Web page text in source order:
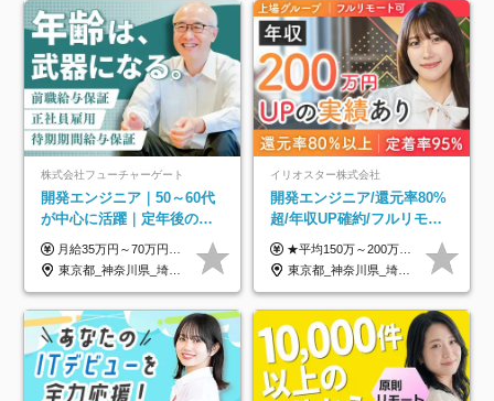
株式会社フューチャーゲート
開発エンジニア｜50～60代
が中心に活躍｜定年後の給
与減ナシ｜年収50万円アッ
プ実績／昇給率92％（直近3
年）
月給35万円～70万円（固定残業代30時間分63,869円～を含む）+賞与年1回 ※30時間を超える分は別途支給します ●これまでのご経験・スキル・前職給与をできる限り考慮します ●待機期間も給与を100％支給します ●試用期間中も給与や福利厚生は同じです ≪年収を維持しながら長く働けます！≫ 一般的な企業では55歳や60歳を機に年収が下がりますが、 当社は役職などではなく「スキルや経験」で評価。 エンジニアとして長く働きながら あなたにふさわしい年収を維持できます！
東京都_神奈川県_埼玉県_千葉県
イリオスター株式会社
開発エンジニア/還元率80%
超/年収UP確約/フルリモ
OK/年休130日/平均残業7h/
約2万件の案件から選択
★平均150万～200万円年収UPを実現！ ★前職給与を100％保証！ ★案件内容の開示・明確な評価体制あり ⇒クライアント評価で即昇給を実現したケースも◎ ★年12回（毎月昇給チャンスあり） ■月給35万円～103万円 ※経験・能力・前職給与を考慮し、決定 ※上記給与には月30時間分(6万6500円以上)の固定残業代が含まれます。超過分は手当として別途支給します ※試用期間3ヶ月あり(期間中の給与・待遇面に差異はありません) ▼収入アップの実例をご紹介 ───────────── ★働き方改革をした30代男性（PG） 子どもが生まれたばかりなのに、忙しい現場で残業も月50～60時間が当たり前。 ⇒残業ほぼゼロ＆週3リモートの働き方に！しかも給与もアップ！ ★収入アップした30代男性（PM） 子供が3人いて家計も苦しく、残業代で稼ぐ日々… ⇒残業をたくさんしていた年収額より、100万円以上アップしました！
東京都_神奈川県_埼玉県_千葉県_大阪府_愛知県_北海道_青森県_岩手県_宮城県_秋田県_山形県_福島県_茨城県_栃木県_群馬県_新潟県_山梨県_長野県_富山県_石川県_福井県_静岡県_岐阜県_三重県_兵庫県_京都府_滋賀県_奈良県_和歌山県_広島県_岡山県_鳥取県_島根県_山口県_徳島県_香川県_愛媛県_高知県_福岡県_熊本県_佐賀県_長崎県_大分県_宮崎県_鹿児島県_沖縄県